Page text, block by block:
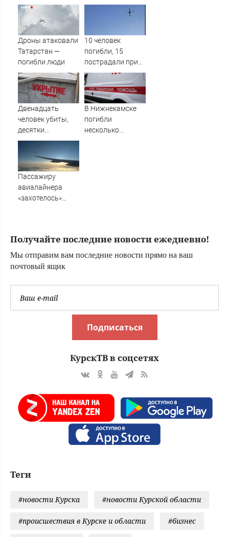
умершей в
больнице,
беременна: семья
ждет девочку
смогут дойти ВС
РФ на Украине
Дроны атаковали
Татарстан —
погибли люди
10 человек
погибли, 15
пострадали при
атаке
беспилотников
Двенадцать
человек убиты,
десятки
пострадали при
атаке на
Нижнекамск
В Нижнекамске
погибли
несколько
Пассажиру
авиалайнера
«захотелось»
метров
Получайте последние новости ежедневно!
Мы отправим вам последние новости прямо на ваш
почтовый ящик
Подписаться
КурскТВ в соцсетях
Теги
#новости Курска #новости Курской области
#происшествия в Курске и области #бизнес